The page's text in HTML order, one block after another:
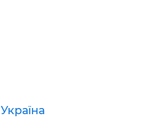
Україна